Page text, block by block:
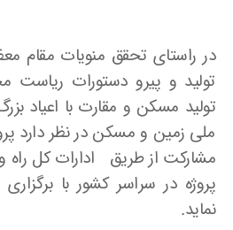
در راستای تحقق منویات مقام
تولید و پیرو دستورات ریاست
تولید مسکن و مقارت با اعیاد
ملی زمین و مسکن در نظر دارد
مشارکت از طریق ادارات کل
پروژه در سراسر کشور با
نماید.